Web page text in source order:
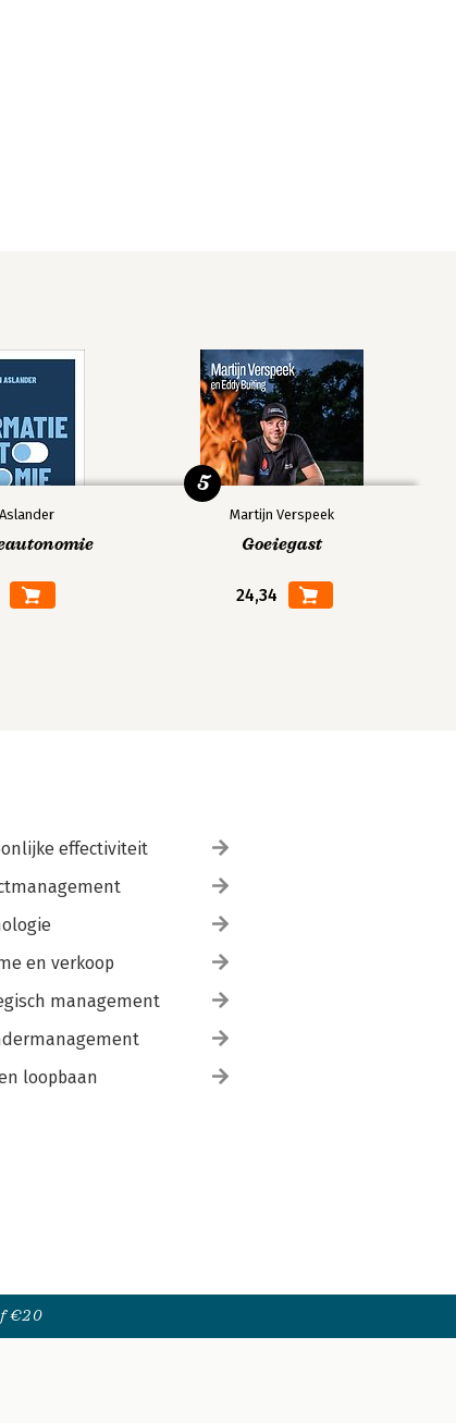
Martijn Verspeek
Goeiegast
24,34
5
effectiviteit
en verkoop
management
loopbaan
€20